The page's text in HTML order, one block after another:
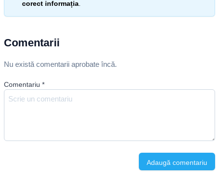
corect informația
Comentarii
Nu există comentarii aprobate încă.
Comentariu *
Adaugă comentariu